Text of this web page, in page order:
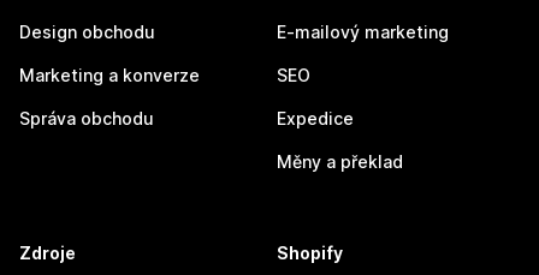
Design obchodu
Marketing a konverze
Správa obchodu
E-mailový marketing
SEO
Expedice
Měny a překlad
Zdroje Shopify